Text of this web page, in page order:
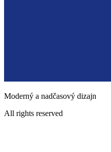
Moderný a nadčasový dizajn
All rights reserved